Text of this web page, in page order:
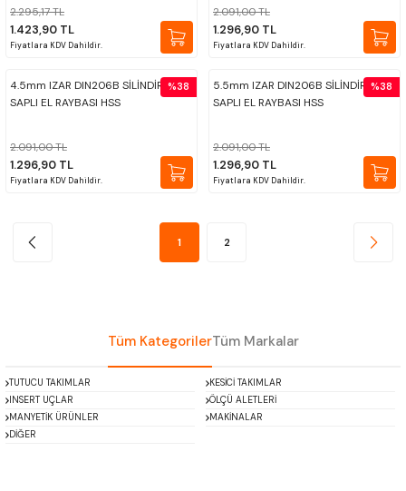
2.295,17 TL
1.423,90 TL
Fiyatlara KDV Dahildir.
2.091,00 TL
1.296,90 TL
Fiyatlara KDV Dahildir.
%38
4.5mm IZAR DIN206B SİLİNDİRİK
SAPLI EL RAYBASI HSS
2.091,00 TL
1.296,90 TL
Fiyatlara KDV Dahildir.
%38
5.5mm IZAR DIN206B SİLİNDİRİK
SAPLI EL RAYBASI HSS
2.091,00 TL
1.296,90 TL
Fiyatlara KDV Dahildir.
1 2
Tüm KategorilerTüm Markalar
TUTUCU TAKIMLAR
KESİCİ TAKIMLAR
INSERT UÇLAR
ÖLÇÜ ALETLERİ
MANYETİK ÜRÜNLER
MAKİNALAR
DİĞER